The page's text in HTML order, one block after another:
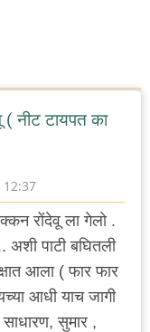
( नीट टायपत का
रोंदेवू ला गेलो .
अशी पाटी बघितली
आला ( फार फार
आधी याच जागी
सुमार ,